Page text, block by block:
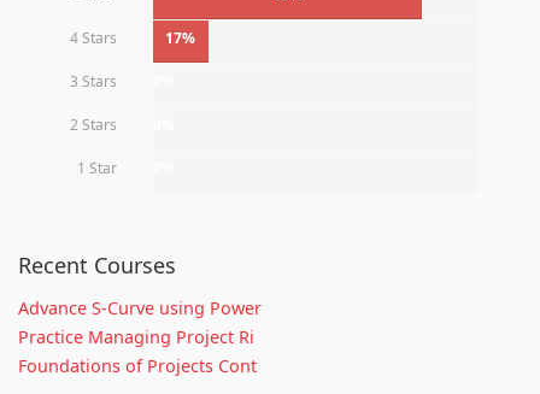
4 Stars 17%
3 Stars
2 Stars
1 Star
Recent Courses
Advance S-Curve using Power
Practice Managing Project Ri
Foundations of Projects Cont